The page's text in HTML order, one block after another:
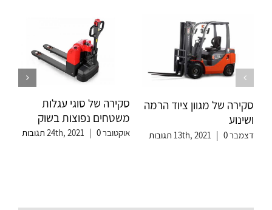
סקירה של מגוון ציוד הרמה
ושינוע
דצמבר 13th, 2021 | 0 תגובות
סקירה של סוגי עגלות
משטחים נפוצות בשוק
אוקטובר 24th, 20210 תגובות